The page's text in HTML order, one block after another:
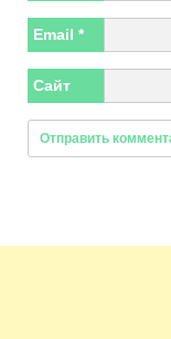
Email *
Сайт